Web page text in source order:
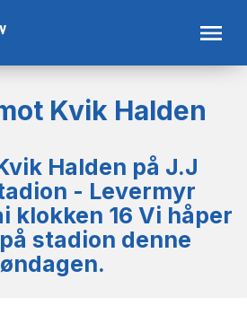
Kvik Halden
Halden på J.J
- Levermyr
klokken 16 Vi håper
stadion denne